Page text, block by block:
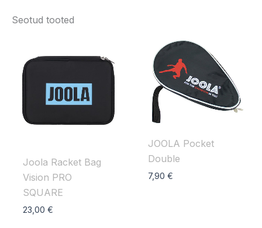
Seotud tooted
Joola Racket Bag
Vision PRO
SQUARE
23,00€
JOOLA Pocket
Double
7,90€